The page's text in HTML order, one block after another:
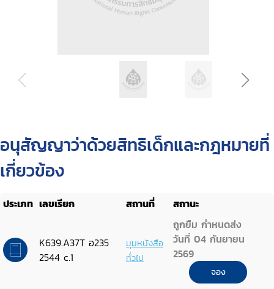
อนุสัญญาว่าด้วยสิทธิเด็กและกฎหมายที่
เกี่ยวข้อง
ประเภท เลขเรียก สถานที่ สถานะ
K639.A37T อ235
2544 c.1
มุมหนังสือ
ทั่วไป
ถูกยืม กำหนดส่ง
วันที่ 04 กันยายน
2569
จอง